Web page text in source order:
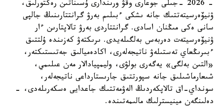
- 2026 -جىلى جوعارى وقۋ ورىندارى ۇسىناتىن رەكتورلىق،
ۋنيۆەرسيتەتتىك جانە ىشكى ءبىلىم بەرۋ گرانتتارىنىڭ جالپى
سانى ەكى مىڭنان اسادى. گرانتتاردى بەرۋ تالاپتارىن ءار
ۋنيۆەرسيتەت دەربەس بەلگىلەيدى. ىرىكتەۋ كەزىندە ۇلتتىق
ءبىرىڭعاي تەستىلەۋ ناتيجەلەرى، اكادەميالىق جەتىستىكتەر،
«التىن بەلگى» يەگەرى بولۋى، وليمپيادالار مەن عىلىمي،
شىعارماشىلىق جانە سپورتتىق جارىستارداعى ناتيجەلەر،
سونداي-اق تالاپكەردىڭ الەۋمەتتىك جاعدايى ەسكەرىلەدى، -
دەلىنگەن مينيسترلىك مالىمەتىندە.